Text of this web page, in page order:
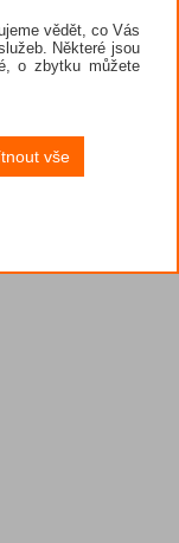
vědět, co Vás
Některé jsou
o zbytku můžete
vše